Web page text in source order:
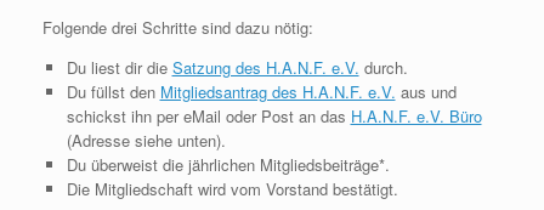
Folgende drei Schritte sind dazu nötig:
Du liest dir die Satzung des H.A.N.F. e.V. durch.
Du füllst den Mitgliedsantrag des H.A.N.F. e.V. aus und
schickst ihn per eMail oder Post an das H.A.N.F. e.V. Büro
(Adresse siehe unten).
Du überweist die jährlichen Mitgliedsbeiträge*.
Die Mitgliedschaft wird vom Vorstand bestätigt.